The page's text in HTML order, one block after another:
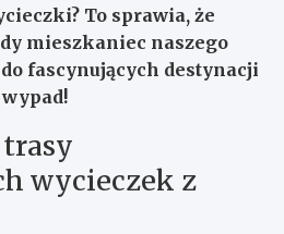
To sprawia, że
mieszkaniec naszego
fascynujących destynacji
wycieczek z